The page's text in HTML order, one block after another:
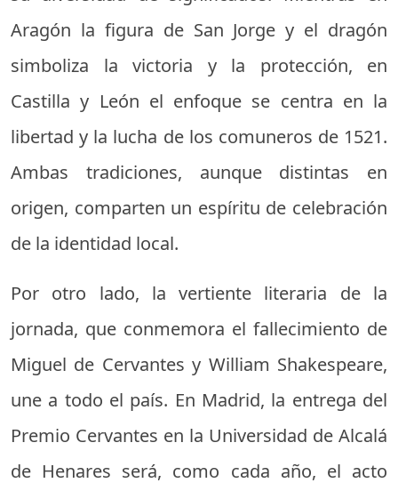
Aragón la figura de San Jorge y el dragón
simboliza la victoria y la protección, en
Castilla y León el enfoque se centra en la
libertad y la lucha de los comuneros de 1521.
Ambas tradiciones, aunque distintas en
origen, comparten un espíritu de celebración
de la identidad local.
Por otro lado, la vertiente literaria de la
jornada, que conmemora el fallecimiento de
Miguel de Cervantes y William Shakespeare,
une a todo el país. En Madrid, la entrega del
Premio Cervantes en la Universidad de Alcalá
de Henares será, como cada año, el acto